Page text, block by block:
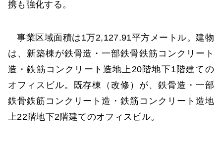
携も強化する。
事業区域面積は1万2,127.91平方メートル。建物
は、新築棟が鉄骨造・一部鉄骨鉄筋コンクリート
造・鉄筋コンクリート造地上20階地下1階建ての
オフィスビル。既存棟（改修）が、鉄骨造・一部
鉄骨鉄筋コンクリート造・鉄筋コンクリート造地
上22階地下2階建てのオフィスビル。